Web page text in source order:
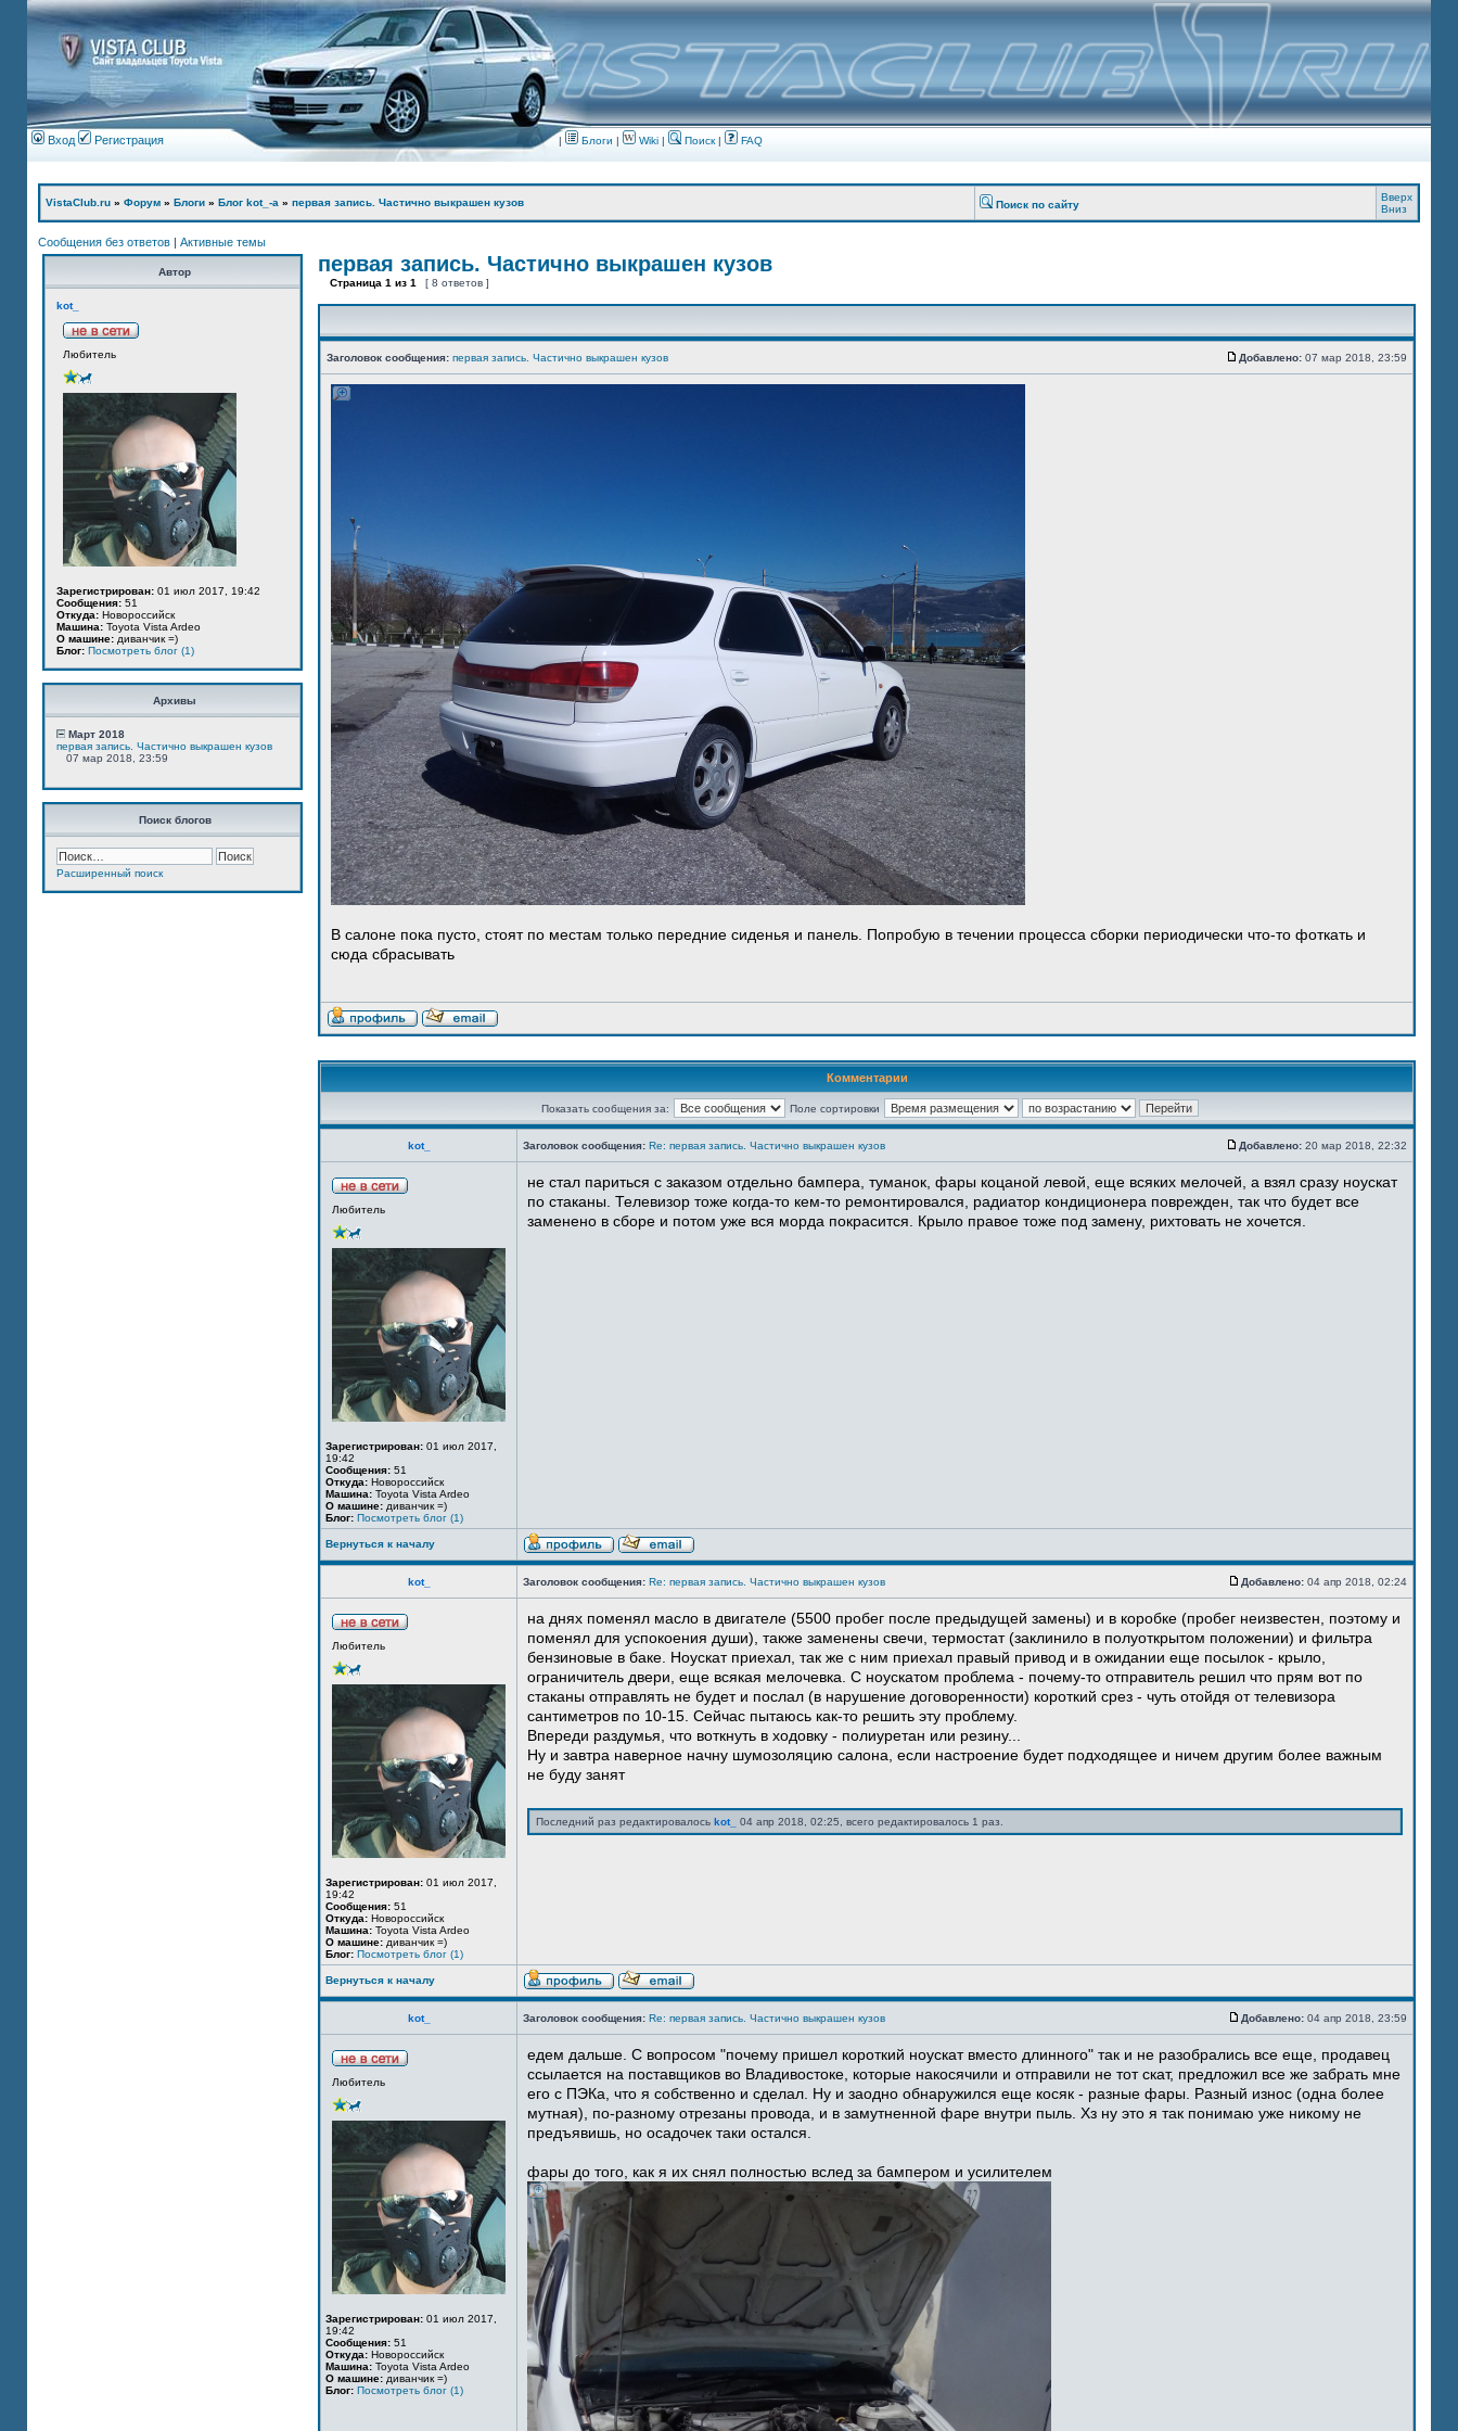
Вход Регистрация | Блоги | Wiki | Поиск| FAQ
VistaClub.ru » Форум » Блоги » Блог kot_-а » первая запись. Частично выкрашен кузов Поиск по сайту
Вверх
Вниз
Сообщения без ответов | Активные темы
Автор
kot_
Любитель
Зарегистрирован: 01 июл 2017, 19:42
Сообщения: 51
Откуда: Новороссийск
Машина: Toyota Vista Ardeo
О машине: диванчик =)
Блог: Посмотреть блог (1)
Архивы
Март 2018
первая запись. Частично выкрашен кузов
07 мар 2018, 23:59
Поиск блогов
Расширенный поиск
первая запись. Частично выкрашен кузов
Страница 1 из 1 [ 8 ответов ]
Заголовок сообщения: первая запись. Частично выкрашен кузов Добавлено: 07 мар 2018, 23:59
В салоне пока пусто, стоят по местам только передние сиденья и панель. Попробую в течении процесса сборки периодически что-то фоткать и
сюда сбрасывать
Комментарии
Показать сообщения за: Поле сортировки
kot_ Заголовок сообщения: Re: первая запись. Частично выкрашен кузов Добавлено: 20 мар 2018, 22:32
Любитель
Зарегистрирован: 01 июл 2017,
19:42
Сообщения: 51
Откуда: Новороссийск
Машина: Toyota Vista Ardeo
О машине: диванчик =)
Блог: Посмотреть блог (1)
не стал париться с заказом отдельно бампера, туманок, фары коцаной левой, еще всяких мелочей, а взял сразу ноускат
по стаканы. Телевизор тоже когда-то кем-то ремонтировался, радиатор кондиционера поврежден, так что будет все
заменено в сборе и потом уже вся морда покрасится. Крыло правое тоже под замену, рихтовать не хочется.
Вернуться к началу
kot_ Заголовок сообщения: Re: первая запись. Частично выкрашен кузов Добавлено: 04 апр 2018, 02:24
Любитель
Зарегистрирован: 01 июл 2017,
19:42
Сообщения: 51
Откуда: Новороссийск
Машина: Toyota Vista Ardeo
О машине: диванчик =)
Блог: Посмотреть блог (1)
на днях поменял масло в двигателе (5500 пробег после предыдущей замены) и в коробке (пробег неизвестен, поэтому и
поменял для успокоения души), также заменены свечи, термостат (заклинило в полуоткрытом положении) и фильтра
бензиновые в баке. Ноускат приехал, так же с ним приехал правый привод и в ожидании еще посылок - крыло,
ограничитель двери, еще всякая мелочевка. С ноускатом проблема - почему-то отправитель решил что прям вот по
стаканы отправлять не будет и послал (в нарушение договоренности) короткий срез - чуть отойдя от телевизора
сантиметров по 10-15. Сейчас пытаюсь как-то решить эту проблему.
Впереди раздумья, что воткнуть в ходовку - полиуретан или резину...
Ну и завтра наверное начну шумозоляцию салона, если настроение будет подходящее и ничем другим более важным
не буду занят
Последний раз редактировалось kot_ 04 апр 2018, 02:25, всего редактировалось 1 раз.
Вернуться к началу
kot_ Заголовок сообщения: Re: первая запись. Частично выкрашен кузов Добавлено: 04 апр 2018, 23:59
Любитель
Зарегистрирован: 01 июл 2017,
19:42
Сообщения: 51
Откуда: Новороссийск
Машина: Toyota Vista Ardeo
О машине: диванчик =)
Блог: Посмотреть блог (1)
едем дальше. С вопросом "почему пришел короткий ноускат вместо длинного" так и не разобрались все еще, продавец
ссылается на поставщиков во Владивостоке, которые накосячили и отправили не тот скат, предложил все же забрать мне
его с ПЭКа, что я собственно и сделал. Ну и заодно обнаружился еще косяк - разные фары. Разный износ (одна более
мутная), по-разному отрезаны провода, и в замутненной фаре внутри пыль. Хз ну это я так понимаю уже никому не
предъявишь, но осадочек таки остался.
фары до того, как я их снял полностью вслед за бампером и усилителем